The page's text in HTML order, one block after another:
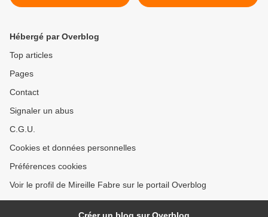
Hébergé par Overblog
Top articles
Pages
Contact
Signaler un abus
C.G.U.
Cookies et données personnelles
Préférences cookies
Voir le profil de Mireille Fabre sur le portail Overblog